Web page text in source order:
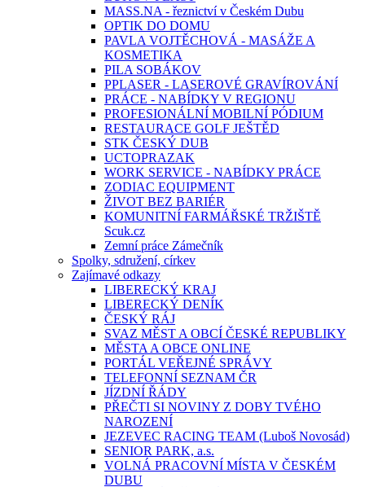
MASS.NA - řeznictví v Českém Dubu
OPTIK DO DOMU
PAVLA VOJTĚCHOVÁ - MASÁŽE A
KOSMETIKA
PILA SOBÁKOV
PPLASER - LASEROVÉ GRAVÍROVÁNÍ
PRÁCE - NABÍDKY V REGIONU
PROFESIONÁLNÍ MOBILNÍ PÓDIUM
RESTAURACE GOLF JEŠTĚD
STK ČESKÝ DUB
UCTOPRAZAK
WORK SERVICE - NABÍDKY PRÁCE
ZODIAC EQUIPMENT
ŽIVOT BEZ BARIÉR
KOMUNITNÍ FARMÁŘSKÉ TRŽIŠTĚ
Scuk.cz
Zemní práce Zámečník
Spolky, sdružení, církev
Zajímavé odkazy
LIBERECKÝ KRAJ
LIBERECKÝ DENÍK
ČESKÝ RÁJ
SVAZ MĚST A OBCÍ ČESKÉ REPUBLIKY
MĚSTA A OBCE ONLINE
PORTÁL VEŘEJNÉ SPRÁVY
TELEFONNÍ SEZNAM ČR
JÍZDNÍ ŘÁDY
PŘEČTI SI NOVINY Z DOBY TVÉHO
NAROZENÍ
JEZEVEC RACING TEAM (Luboš Novosád)
SENIOR PARK, a.s.
VOLNÁ PRACOVNÍ MÍSTA V ČESKÉM
DUBU